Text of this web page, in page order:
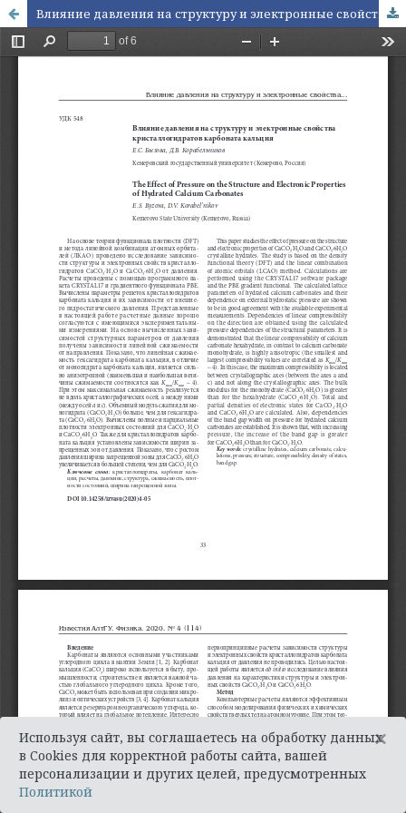
Влияние давления на структуру и электронные свойства кристаллогидратов карбоната кальция
Используя сайт, вы соглашаетесь на обработку данных
в Cookies для корректной работы сайта, вашей
персонализации и других целей, предусмотренных
Политикой
×